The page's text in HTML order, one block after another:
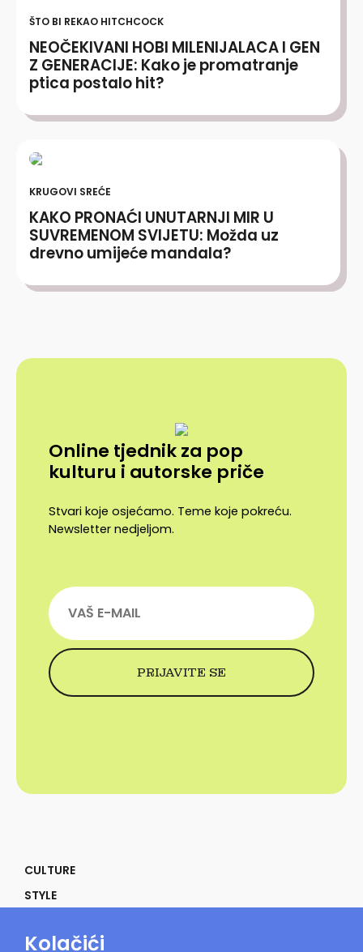
ŠTO BI REKAO HITCHCOCK
NEOČEKIVANI HOBI MILENIJALACA I GEN
Z GENERACIJE: Kako je promatranje
ptica postalo hit?
KRUGOVI SREĆE
KAKO PRONAĆI UNUTARNJI MIR U
SUVREMENOM SVIJETU: Možda uz
drevno umijeće mandala?
Online tjednik za pop
kulturu i autorske priče
Stvari koje osjećamo. Teme koje pokreću.
Newsletter nedjeljom.
CULTURE
STYLE
POWER
Kolačići